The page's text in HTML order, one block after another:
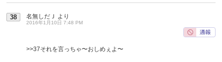
38 名無しだＪ より
2016年1月10日 7:48 PM
>>37それを言っちゃ〜おしめぇよ〜